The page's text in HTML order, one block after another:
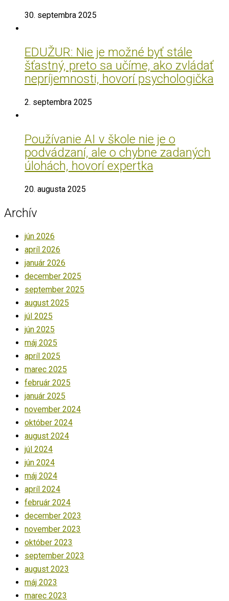
30. septembra 2025
EDUŽUR: Nie je možné byť stále
šťastný, preto sa učíme, ako zvládať
nepríjemnosti, hovorí psychologička
2. septembra 2025
Používanie AI v škole nie je o
podvádzaní, ale o chybne zadaných
úlohách, hovorí expertka
20. augusta 2025
Archív
jún 2026
apríl 2026
január 2026
december 2025
september 2025
august 2025
júl 2025
jún 2025
máj 2025
apríl 2025
marec 2025
február 2025
január 2025
november 2024
október 2024
august 2024
júl 2024
jún 2024
máj 2024
apríl 2024
február 2024
december 2023
november 2023
október 2023
september 2023
august 2023
máj 2023
marec 2023